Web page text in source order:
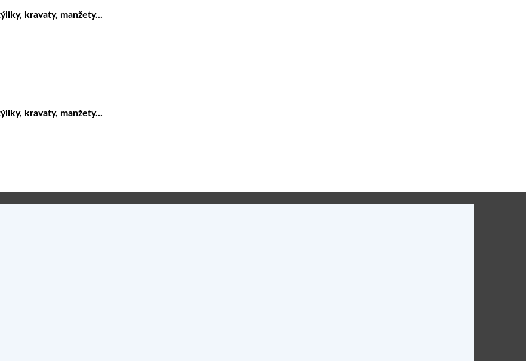
kravaty, manžety...
kravaty, manžety...